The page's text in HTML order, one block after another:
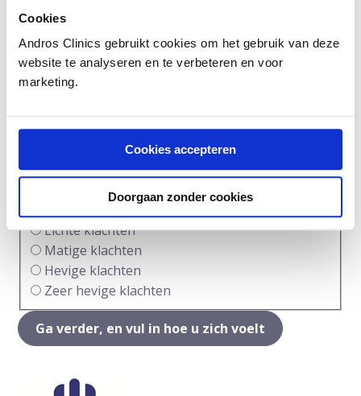
Cookies
Andros Clinics gebruikt cookies om het gebruik van deze
website te analyseren en te verbeteren en voor
marketing.
Cookies accepteren
Doorgaan zonder cookies
te presteren, zichzelf te moeten aansporen iets
Geen klachten
Lichte klachten
Hevige klachten
Zeer hevige klachten
Afname van spierkracht (gevoel van zwakte)
Lichte klachten
Matige klachten
Hevige klachten
Zeer hevige klachten